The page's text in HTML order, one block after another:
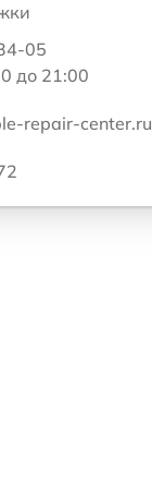
05
до 21:00
repair-center.ru